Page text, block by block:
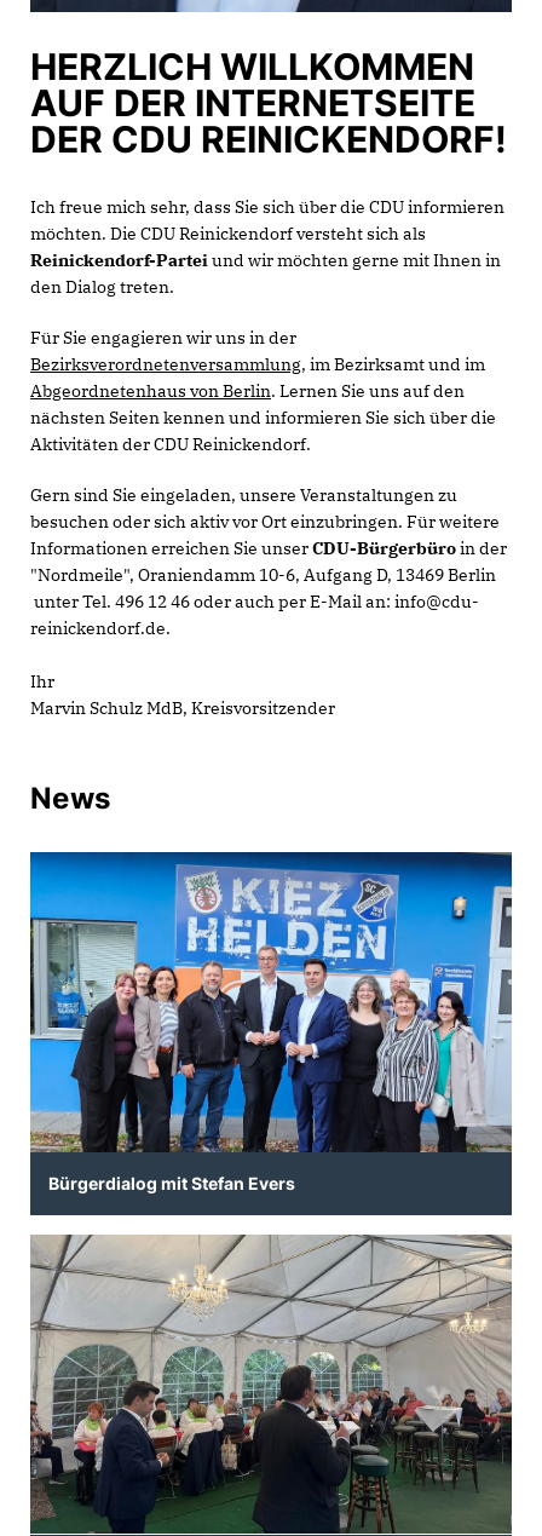
HERZLICH WILLKOMMEN
AUF DER INTERNETSEITE
DER CDU REINICKENDORF!
Ich freue mich sehr, dass Sie sich über die CDU informieren
möchten. Die CDU Reinickendorf versteht sich als
Reinickendorf-Parteiund wir möchten gerne mit Ihnen in
den Dialog treten.
Für Sie engagieren wir uns in der
Bezirksverordnetenversammlung, im Bezirksamt und im
Abgeordnetenhaus von Berlin. Lernen Sie uns auf den
nächsten Seiten kennen und informieren Sie sich über die
Aktivitäten der CDU Reinickendorf.
Gern sind Sie eingeladen, unsere Veranstaltungen zu
besuchen oder sich aktiv vor Ort einzubringen. Für weitere
Informationen erreichen Sie unserCDU-Bürgerbüroin der
"Nordmeile", Oraniendamm 10-6, Aufgang D, 13469 Berlin
unter Tel. 496 12 46 oder auch per E-Mail an: info@cdu-
reinickendorf.de.
Ihr
Marvin Schulz MdB, Kreisvorsitzender
News
Bürgerdialog mit Stefan Evers